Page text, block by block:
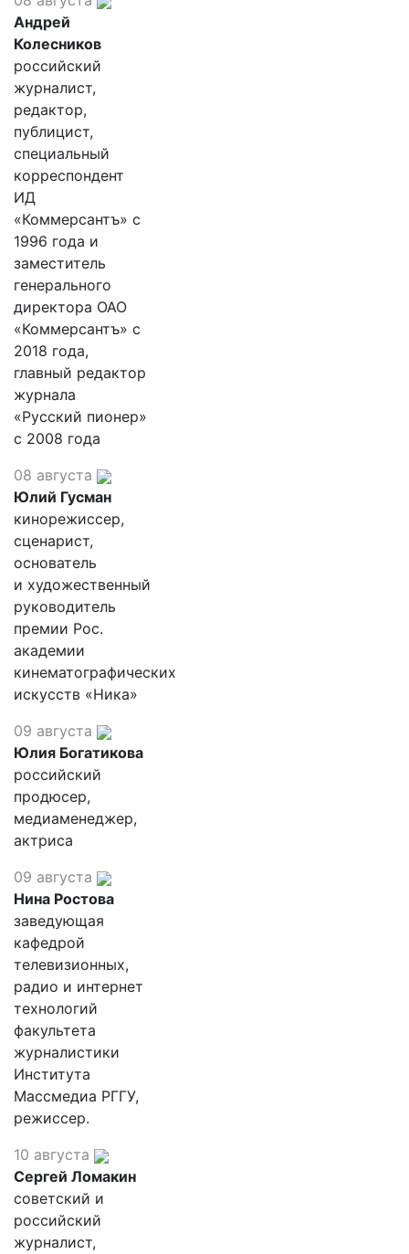
Андрей
Колесников
российский
журналист,
редактор,
публицист,
специальный
корреспондент
ИД
«Коммерсантъ» с
1996 года и
заместитель
генерального
директора ОАО
«Коммерсантъ» с
2018 года,
главный редактор
журнала
«Русский пионер»
с 2008 года
08 августа
Юлий Гусман
кинорежиссер,
сценарист,
основатель
и художественный
руководитель
премии Рос.
академии
кинематографических
искусств «Ника»
09 августа
Юлия Богатикова
российский
продюсер,
медиаменеджер,
актриса
09 августа
Нина Ростова
заведующая
кафедрой
телевизионных,
радио и интернет
технологий
факультета
журналистики
Института
Массмедиа РГГУ,
режиссер.
10 августа
Сергей Ломакин
советский и
российский
журналист,